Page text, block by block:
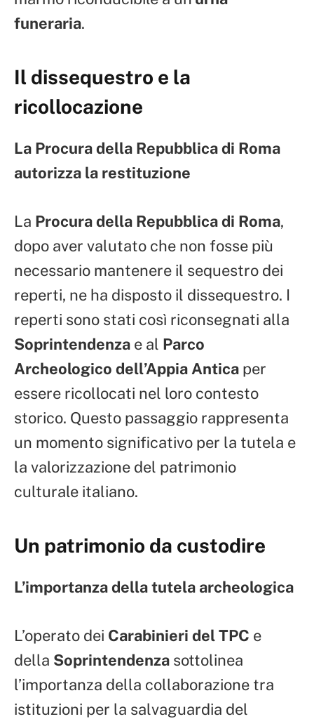
funeraria.
Il dissequestro e la
ricollocazione
La Procura della Repubblica di Roma
autorizza la restituzione
La Procura della Repubblica di Roma,
dopo aver valutato che non fosse più
necessario mantenere il sequestro dei
reperti, ne ha disposto il dissequestro. I
reperti sono stati così riconsegnati alla
Soprintendenza e al Parco
Archeologico dell’Appia Antica per
essere ricollocati nel loro contesto
storico. Questo passaggio rappresenta
un momento significativo per la tutela e
la valorizzazione del patrimonio
culturale italiano.
Un patrimonio da custodire
L’importanza della tutela archeologica
L’operato dei Carabinieri del TPC e
della Soprintendenza sottolinea
l’importanza della collaborazione tra
istituzioni per la salvaguardia del